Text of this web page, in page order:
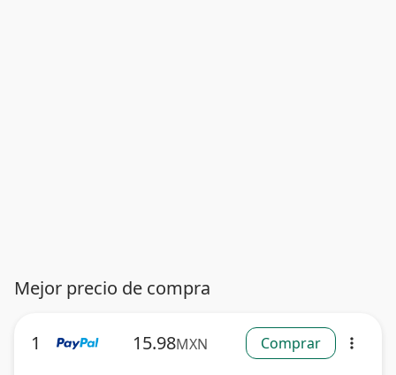
Mejor precio de compra
1 15.98MXN Comprar more_vert